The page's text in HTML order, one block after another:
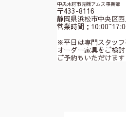
中央木材市売㈱アムス事業部
〒433-8116
静岡県浜松市中央区
営業時間：
※平日は専門スタッフ
オーダー家具をご検討
ご予約もいただけま